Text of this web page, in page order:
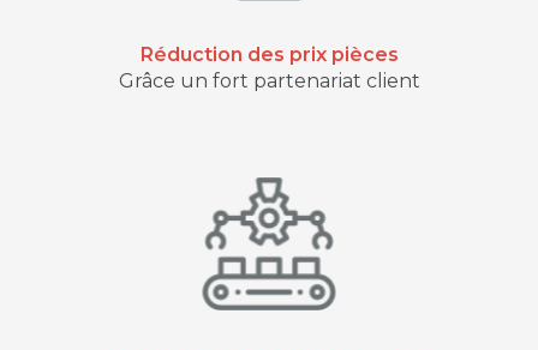
Réduction des prix pièces
Grâce un fort partenariat client